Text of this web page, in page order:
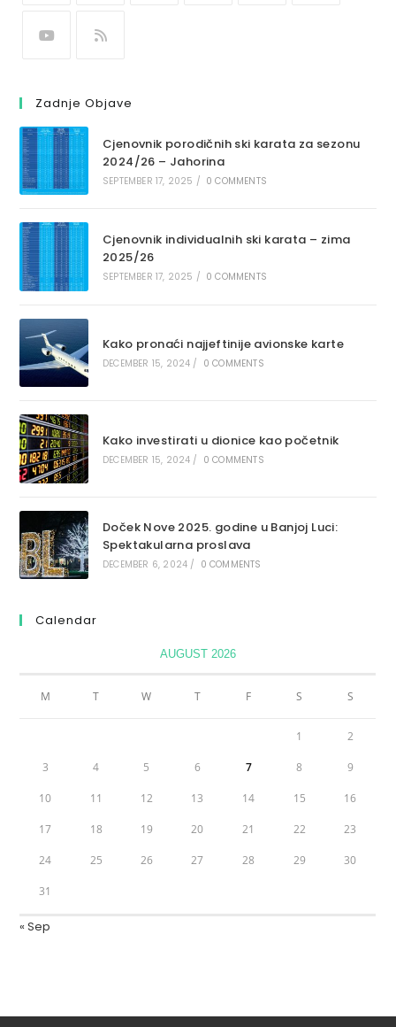
Zadnje Objave
Cjenovnik porodičnih ski karata za sezonu
2024/26 – Jahorina
SEPTEMBER 17, 2025 / 0 COMMENTS
Cjenovnik individualnih ski karata – zima
2025/26
SEPTEMBER 17, 2025 / 0 COMMENTS
Kako pronaći najjeftinije avionske karte
DECEMBER 15, 2024 / 0 COMMENTS
Kako investirati u dionice kao početnik
DECEMBER 15, 2024 / 0 COMMENTS
Doček Nove 2025. godine u Banjoj Luci:
Spektakularna proslava
DECEMBER 6, 2024 / 0 COMMENTS
Calendar
AUGUST 2026
M T W T F S S
1 2
3 4 5 6 7 8 9
10 11 12 13 14 15 16
17 18 19 20 21 22 23
24 25 26 27 28 29 30
31
« Sep